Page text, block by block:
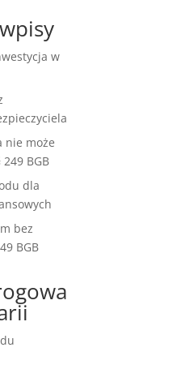
w
nie może
249 BGB
dla
bez
BGB